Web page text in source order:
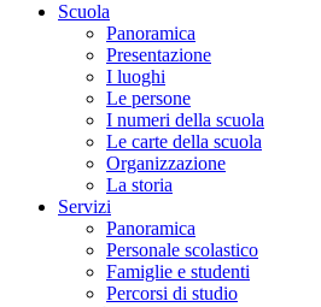
Scuola
Panoramica
Presentazione
I luoghi
Le persone
I numeri della scuola
Le carte della scuola
Organizzazione
La storia
Servizi
Panoramica
Personale scolastico
Famiglie e studenti
Percorsi di studio